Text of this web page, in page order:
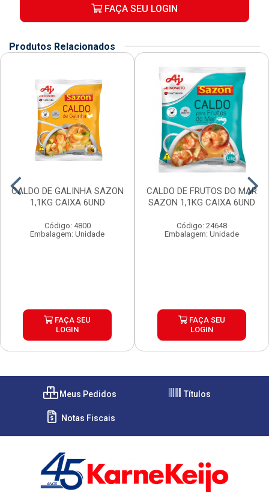
FAÇA SEU LOGIN
Produtos Relacionados
CALDO DE GALINHA SAZON
1,1KG CAIXA 6UND
Código: 4800
Embalagem: Unidade
FAÇA SEU
LOGIN
CALDO DE FRUTOS DO MAR
SAZON 1,1KG CAIXA 6UND
Código: 24648
Embalagem: Unidade
FAÇA SEU
LOGIN
Meus Pedidos Títulos
Notas Fiscais